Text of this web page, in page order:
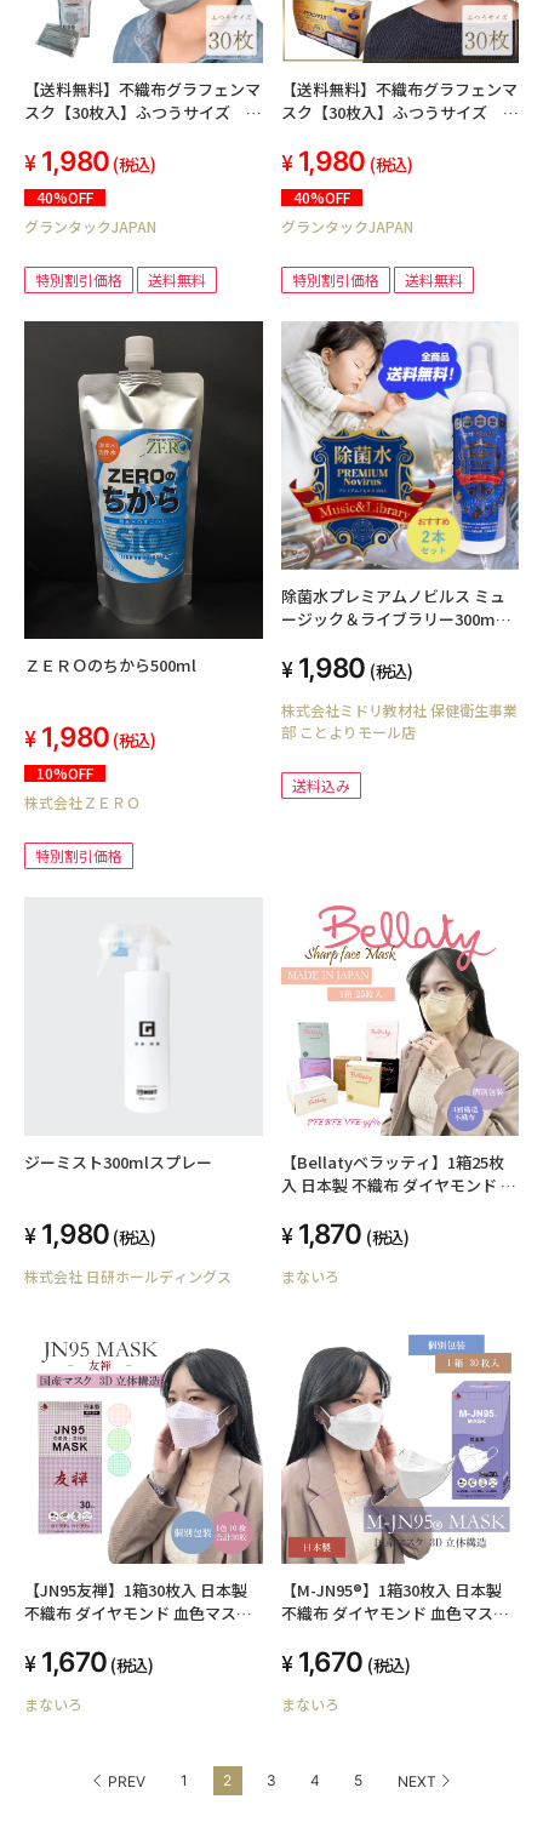
【送料無料】不織布グラフェンマ
スク【30枚入】ふつうサイズ 使
ス 飛沫 花粉 風邪 ほこり
カット
1,980 (税込)
40%OFF
グランタックJAPAN
特別割引価格 送料無料
【送料無料】不織布グラフェンマ
スク【30枚入】ふつうサイズ 使
ス 飛沫 花粉 風邪 ほこり
カット
1,980 (税込)
40%OFF
グランタックJAPAN
特別割引価格 送料無料
ＺＥＲＯのちから500ml
1,980 (税込)
10%OFF
株式会社ＺＥＲＯ
特別割引価格
除菌水プレミアムノビルス ミュ
ージック＆ライブラリー300mL 2
1,980 (税込)
株式会社ミドリ教材社 保健衛生事業
部 ことよりモール店
送料込み
ジーミスト300mlスプレー
1,980 (税込)
株式会社 日研ホールディングス
【Bellatyベラッティ】1箱25枚
入 日本製 不織布 ダイヤモンド 血
マスク デザインマスク カラーマ
スク 4層構造 立体型マスク 口紅
がつきにくい 大人マスク J-95 個
1,870 (税込)
まないろ
【JN95友禅】1箱30枚入 日本製
不織布 ダイヤモンド 血色マスク
ザインマスク カラーマスク 4層構
造 快適立体マスク 口紅がつきに
くい 大人マスク
1,670 (税込)
まないろ
【M-JN95®】1箱30枚入 日本製
不織布 ダイヤモンド 血色マスク
ザインマスク カラーマスク 4層構
造 快適立体マスク 口紅がつきに
くい 大人マスク
1,670 (税込)
まないろ
PREV 1 2 3 4 5 NEXT